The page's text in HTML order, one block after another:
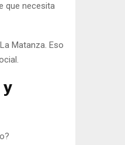
que necesita
Matanza. Eso